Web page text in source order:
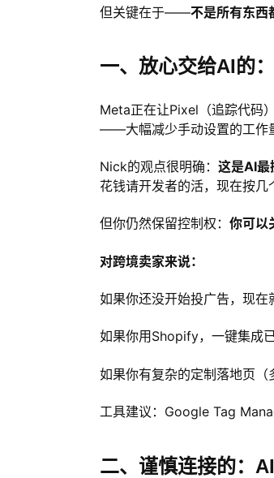
但关键在于——不是所有东西
一、放心交给AI的
Meta正在让Pixel（追踪代码
——大幅减少手动设置的工作
Nick的观点很明确： 这是AI最
花钱请开发者的活，现在按几
但你仍然保留控制权： 你可以
对跨境卖家来说：
如果你还没开始投广告，现
如果你用Shopify，一键集成
如果你有复杂的定制落地页
工具建议：Google Tag
二、谨慎连接的：